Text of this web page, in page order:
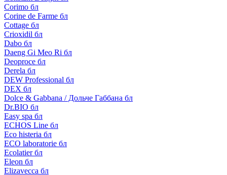
Corimo бл
Corine de Farme бл
Cottage бл
Crioxidil бл
Dabo бл
Daeng Gi Meo Ri бл
Deoproce бл
Derela бл
DEW Professional бл
DEX бл
Dolce & Gabbana / Дольче Габбана бл
Dr.BIO бл
Easy spa бл
ECHOS Line бл
Eco histeria бл
ECO laboratorie бл
Ecolatier бл
Eleon бл
Elizavecca бл